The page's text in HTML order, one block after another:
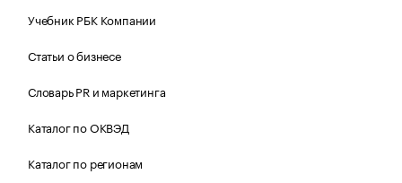
Учебник РБК Компании
Статьи о бизнесе
Словарь PR и маркетинга
Каталог по ОКВЭД
Каталог по регионам